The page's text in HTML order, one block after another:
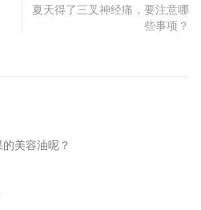
夏天得了三叉神经痛，要注意哪
些事项？
美容油呢？